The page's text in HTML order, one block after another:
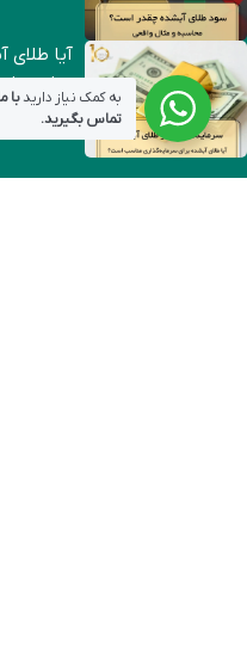
آیا طلای
مناسب
19 بهمن 1404
به کمک نیاز داریدبا
تماس بگیرید.